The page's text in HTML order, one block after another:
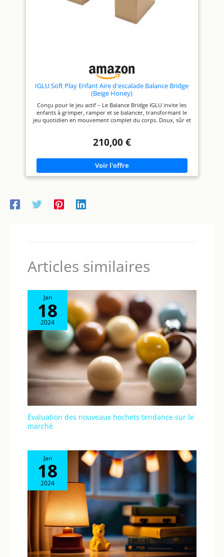
composé de mousse
PE et recouvert de
cuir végétalien (PVC).
fabriqué en Europe selon des
normes de sécurité jouet CE
strictes, avec un contrôle
qualité rigoureux.
IGLU Soft Play Enfant Aire d'escalade Balance Bridge
(Beige Honey)
Conçu pour le jeu actif – Le Balance Bridge IGLU invite les
enfants à grimper, ramper et se balancer, transformant le
jeu quotidien en mouvement complet du corps. Doux, sûr et
rassurant – Fabriqué en mousse premium et recouvert de
rugueuse, pour une exploration sans souci. Renforce
renforce les muscles du tronc, la coordination et la
conscience spatiale à chaque tentative. Facile à nettoyer,
conçu pour durer – La surface en cuir végan s'essuie en
quelques secondes avec un chiffon humide, idéal pour les
strictes, avec des matériaux sans BPA ni phtalates. Complète
votre parcours de jeu – Se combine facilement avec d'autres
210,00 €
Articles similaires
Jan
18
2024
Évaluation des nouveaux hochets tendance sur le
marché
Jan
18
2024